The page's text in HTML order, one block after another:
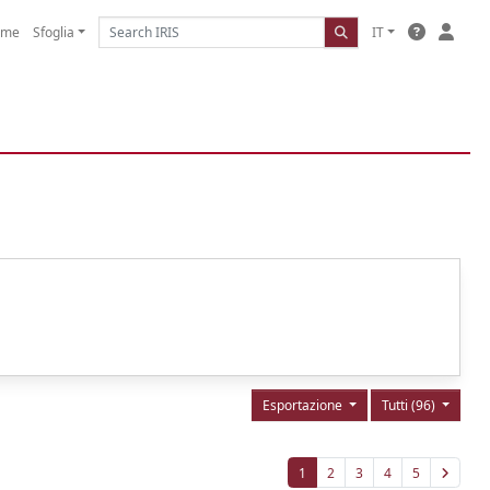
Sfoglia IT
Tutti (96)
Esportazione
1 2 3 4 5